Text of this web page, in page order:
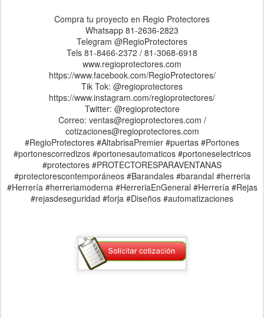
Compra tu proyecto en Regio Protectores
Whatsapp 81-2636-2823
Telegram @RegioProtectores
Tels 81-8466-2372 / 81-3068-6918
www.regioprotectores.com
https://www.facebook.com/RegioProtectores/
Tik Tok: @regioprotectores
https://www.instagram.com/regioprotectores/
Twitter: @regioprotectore
Correo: ventas@regioprotectores.com /
cotizaciones@regioprotectores.com
#RegioProtectores #AltabrisaPremier #puertas #Portones
#portonescorredizos #portonesautomaticos #portoneselectricos
#protectores #PROTECTORESPARAVENTANAS
#protectorescontemporáneos #Barandales #barandal #herreria
#Herrería #herreriamoderna #HerreriaEnGeneral #Herrería #Rejas
#rejasdeseguridad #forja #Diseños #automatizaciones